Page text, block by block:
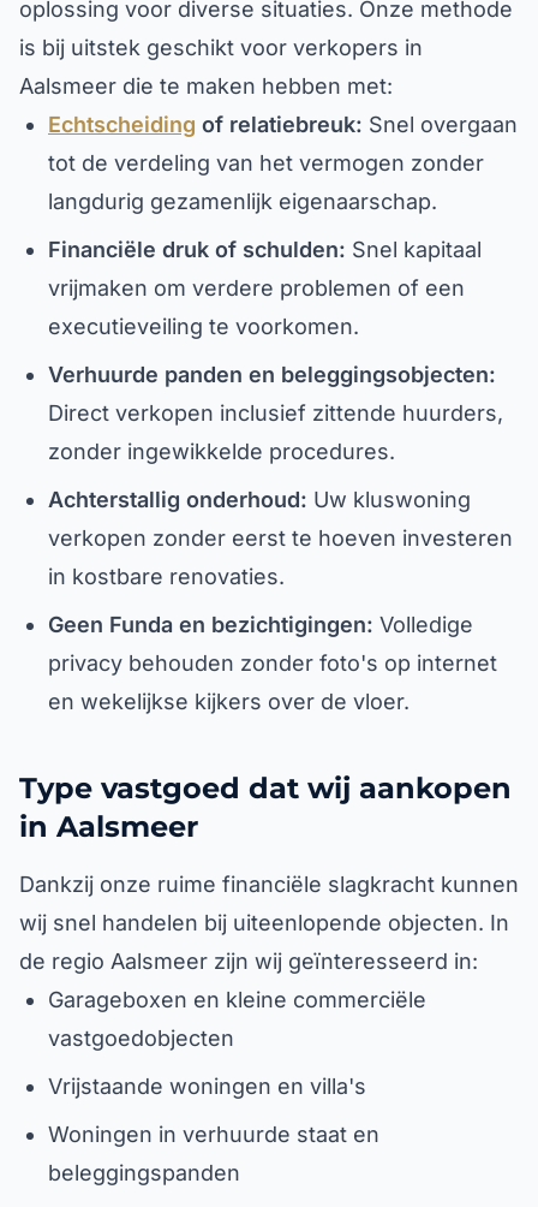
oplossing voor diverse situaties. Onze methode
is bij uitstek geschikt voor verkopers in
Aalsmeer die te maken hebben met:
Echtscheiding of relatiebreuk: Snel overgaan
tot de verdeling van het vermogen zonder
langdurig gezamenlijk eigenaarschap.
Financiële druk of schulden: Snel kapitaal
vrijmaken om verdere problemen of een
executieveiling te voorkomen.
Verhuurde panden en beleggingsobjecten:
Direct verkopen inclusief zittende huurders,
zonder ingewikkelde procedures.
Achterstallig onderhoud: Uw kluswoning
verkopen zonder eerst te hoeven investeren
in kostbare renovaties.
Geen Funda en bezichtigingen: Volledige
privacy behouden zonder foto's op internet
en wekelijkse kijkers over de vloer.
Type vastgoed dat wij aankopen
in Aalsmeer
Dankzij onze ruime financiële slagkracht kunnen
wij snel handelen bij uiteenlopende objecten. In
de regio Aalsmeer zijn wij geïnteresseerd in:
Garageboxen en kleine commerciële
vastgoedobjecten
Vrijstaande woningen en villa's
Woningen in verhuurde staat en
beleggingspanden